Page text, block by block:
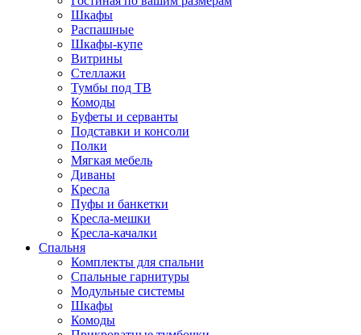
Шкафы
Распашные
Шкафы-купе
Витрины
Стеллажи
Тумбы под ТВ
Комоды
Буфеты и серванты
Подставки и консоли
Полки
Мягкая мебель
Диваны
Кресла
Пуфы и банкетки
Кресла-мешки
Кресла-качалки
Спальня
Комплекты для спальни
Спальные гарнитуры
Модульные системы
Шкафы
Комоды